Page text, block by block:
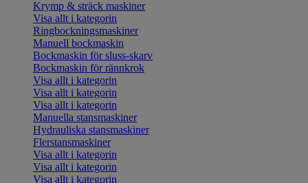
Krymp & sträck maskiner
Visa allt i kategorin
Ringbockningsmaskiner
Manuell bockmaskin
Bockmaskin för sluss-skarv
Bockmaskin för rännkrok
Visa allt i kategorin
Visa allt i kategorin
Visa allt i kategorin
Manuella stansmaskiner
Hydrauliska stansmaskiner
Flerstansmaskiner
Visa allt i kategorin
Visa allt i kategorin
Visa allt i kategorin